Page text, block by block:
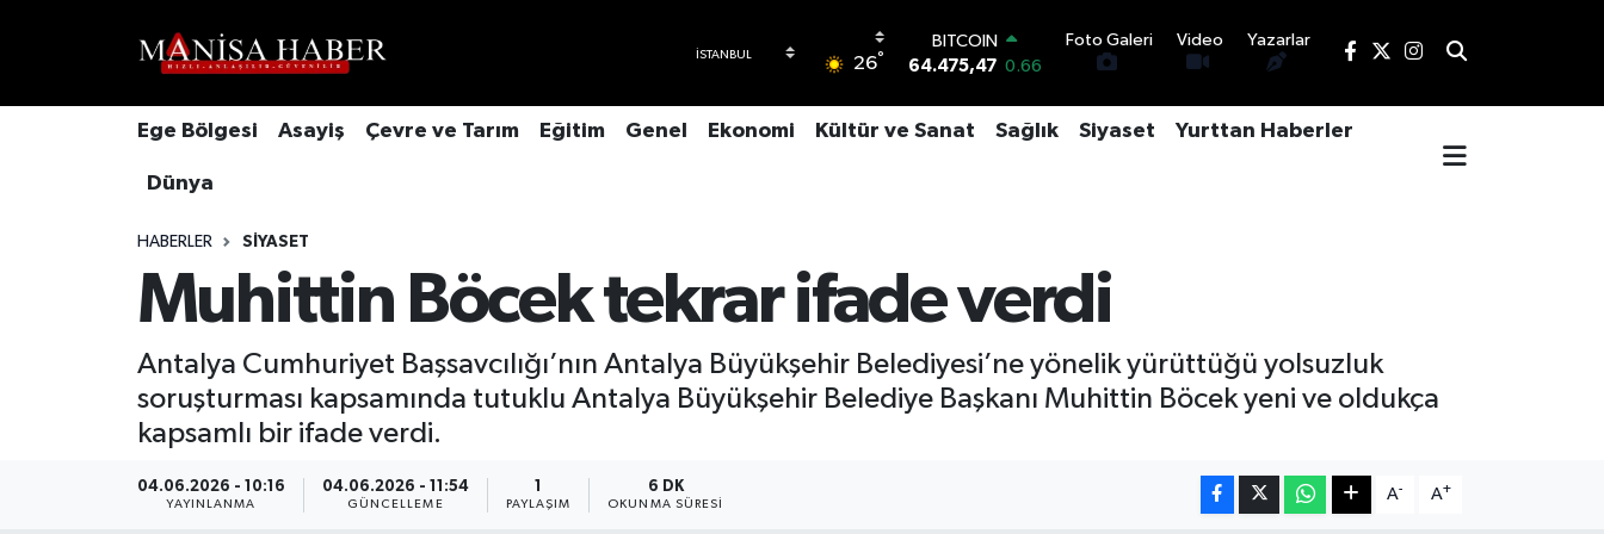
26°
DOLAR
47,5971 0.05
STERLİN
BITCOIN
64.475,47 0.66
Foto Galeri Video Yazarlar
Ege Bölgesi Asayiş Çevre ve Tarım Eğitim Genel Ekonomi Kültür ve Sanat Sağlık Siyaset Yurttan Haberler
Dünya
HABERLER SIYASET
Muhittin Böcek tekrar ifade verdi
Antalya Cumhuriyet Başsavcılığı’nın Antalya Büyükşehir Belediyesi’ne yönelik yürüttüğü yolsuzluk
soruşturması kapsamında tutuklu Antalya Büyükşehir Belediye Başkanı Muhittin Böcek yeni ve oldukça
kapsamlı bir ifade verdi.
04.06.2026 - 10:16
YAYINLANMA
04.06.2026 - 11:54
GÜNCELLEME
1
PAYLAŞIM
6 DK
OKUNMA SÜRESI
A- A+
Tüm Manşetler
Haber Arşivi